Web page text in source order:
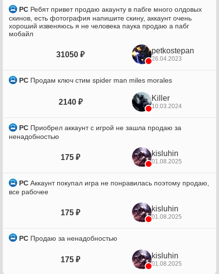
PC Ребят привет продаю акаунту в пабге много олдовых
скинов, есть фотография напишите скину, аккаунт очень
хороший извеняюсь я не человека паука продаю а пабг
мобайл
31050 ₽ petkostepan
26.04.2023
PC Продам ключ стим spider man miles morales
2140 ₽ Killer
10.03.2024
PC Приобрел аккаунт с игрой не зашла продаю за
ненадобностью
175 ₽ kisluhin
01.08.2025
PC Аккаунт покупал игра не понравилась поэтому продаю,
все рабочее
175 ₽ kisluhin
01.08.2025
PC Продаю за ненадобностью
175 ₽ kisluhin
01.08.2025